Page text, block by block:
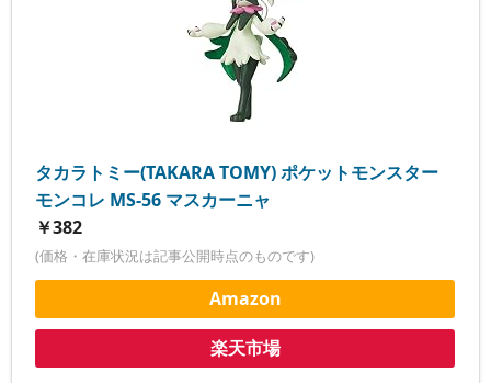
タカラトミー(TAKARA TOMY) ポケットモンスター
モンコレ MS-56 マスカーニャ
￥382
(価格・在庫状況は記事公開時点のものです)
Amazon
楽天市場